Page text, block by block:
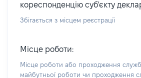
кореспонденцію суб'єкту
Збігається з місцем реєстрації
Місце роботи:
Місце роботи або проходження
майбутньої роботи чи проходження